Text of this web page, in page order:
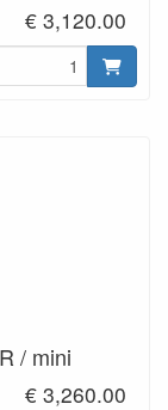
€ 3,120.00
/ mini
€ 3,260.00